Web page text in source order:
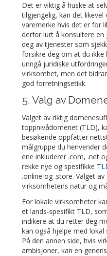
Det er viktig å huske at
tilgjengelig, kan det
varemerke hvis det er for
derfor lurt å konsultere en
deg av tjenester som
forsikre deg om at du
unngå juridiske
virksomhet, men det
god forretningsetikk.
5. Valg av
Valget av riktig
toppnivådomenet (TLD),
besøkende oppfatter
målgruppe du henvender
ene inkluderer .com, .net
rekke nye og spesifikke
.online og .store. Valget
virksomhetens natur og
For lokale virksomheter
et lands-spesifikt TLD,
indikere at du retter deg
kan også hjelpe med lokal
På den annen side, hvis
ambisjoner, kan en